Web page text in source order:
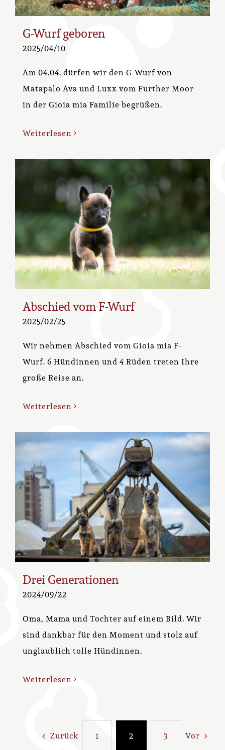
G-Wurf geboren
2025/04/10
Am 04.04. dürfen wir den G-Wurf von
Matapalo Ava und Luxx vom Further Moor
in der Gioia mia Familie begrüßen.
Weiterlesen
Abschied vom F-Wurf
2025/02/25
Wir nehmen Abschied vom Gioia mia F-
Wurf. 6 Hündinnen und 4 Rüden treten Ihre
große Reise an.
Weiterlesen
Drei Generationen
2024/09/22
Oma, Mama und Tochter auf einem Bild. Wir
sind dankbar für den Moment und stolz auf
unglaublich tolle Hündinnen.
Weiterlesen
Zurück 1 2 3 Vor